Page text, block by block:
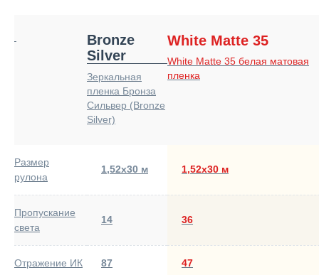
Bronze
Silver
Зеркальная
пленка Бронза
Сильвер (Bronze
Silver)
White Matte 35
White Matte 35 белая матовая
пленка
Размер
рулона
1,52х30 м 1,52х30 м
Пропускание
света
14 36
Отражение ИК 87 47